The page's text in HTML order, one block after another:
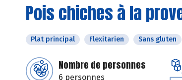
Pois chiches à la
Plat principal Flexitarien Sans gluten
Nombre de personnes
6 personnes